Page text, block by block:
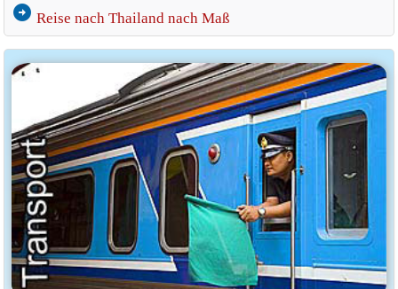
arrow_circle_right Reise nach Thailand nach Maß